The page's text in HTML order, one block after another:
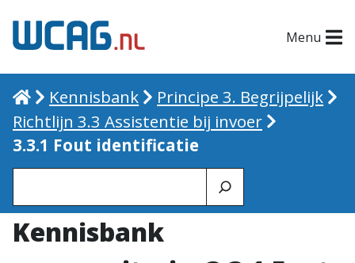
Menu
HomeKennisbank
Principe 3. Begrijpelijk
Richtlijn 3.3 Assistentie bij invoer
3.3.1 Fout identificatie
Zoeken
Kennisbank